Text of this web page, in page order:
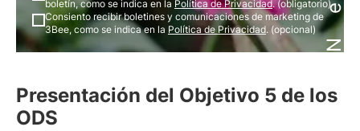
boletín, como se indica en la Política de Privacidad. (obligatorio)
Consiento recibir boletines y comunicaciones de marketing de
3Bee, como se indica en la Política de Privacidad. (opcional)
Presentación del Objetivo 5 de los
ODS